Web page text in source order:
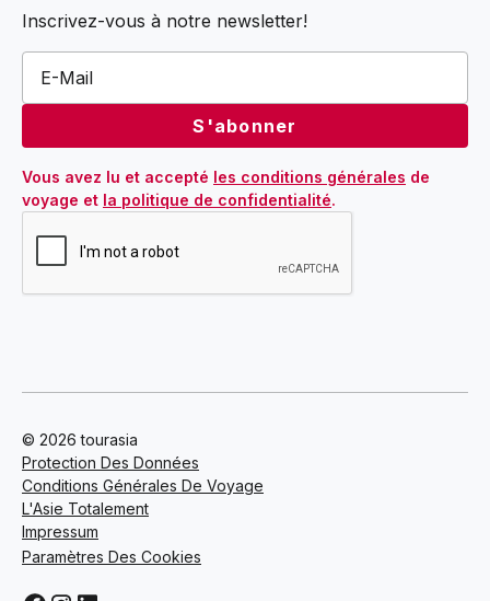
Inscrivez-vous à notre newsletter!
Vous avez lu et accepté les conditions générales de
voyage et la politique de confidentialité.
© 2026 tourasia
Protection Des Données
Conditions Générales De Voyage
L'Asie Totalement
Impressum
Paramètres Des Cookies